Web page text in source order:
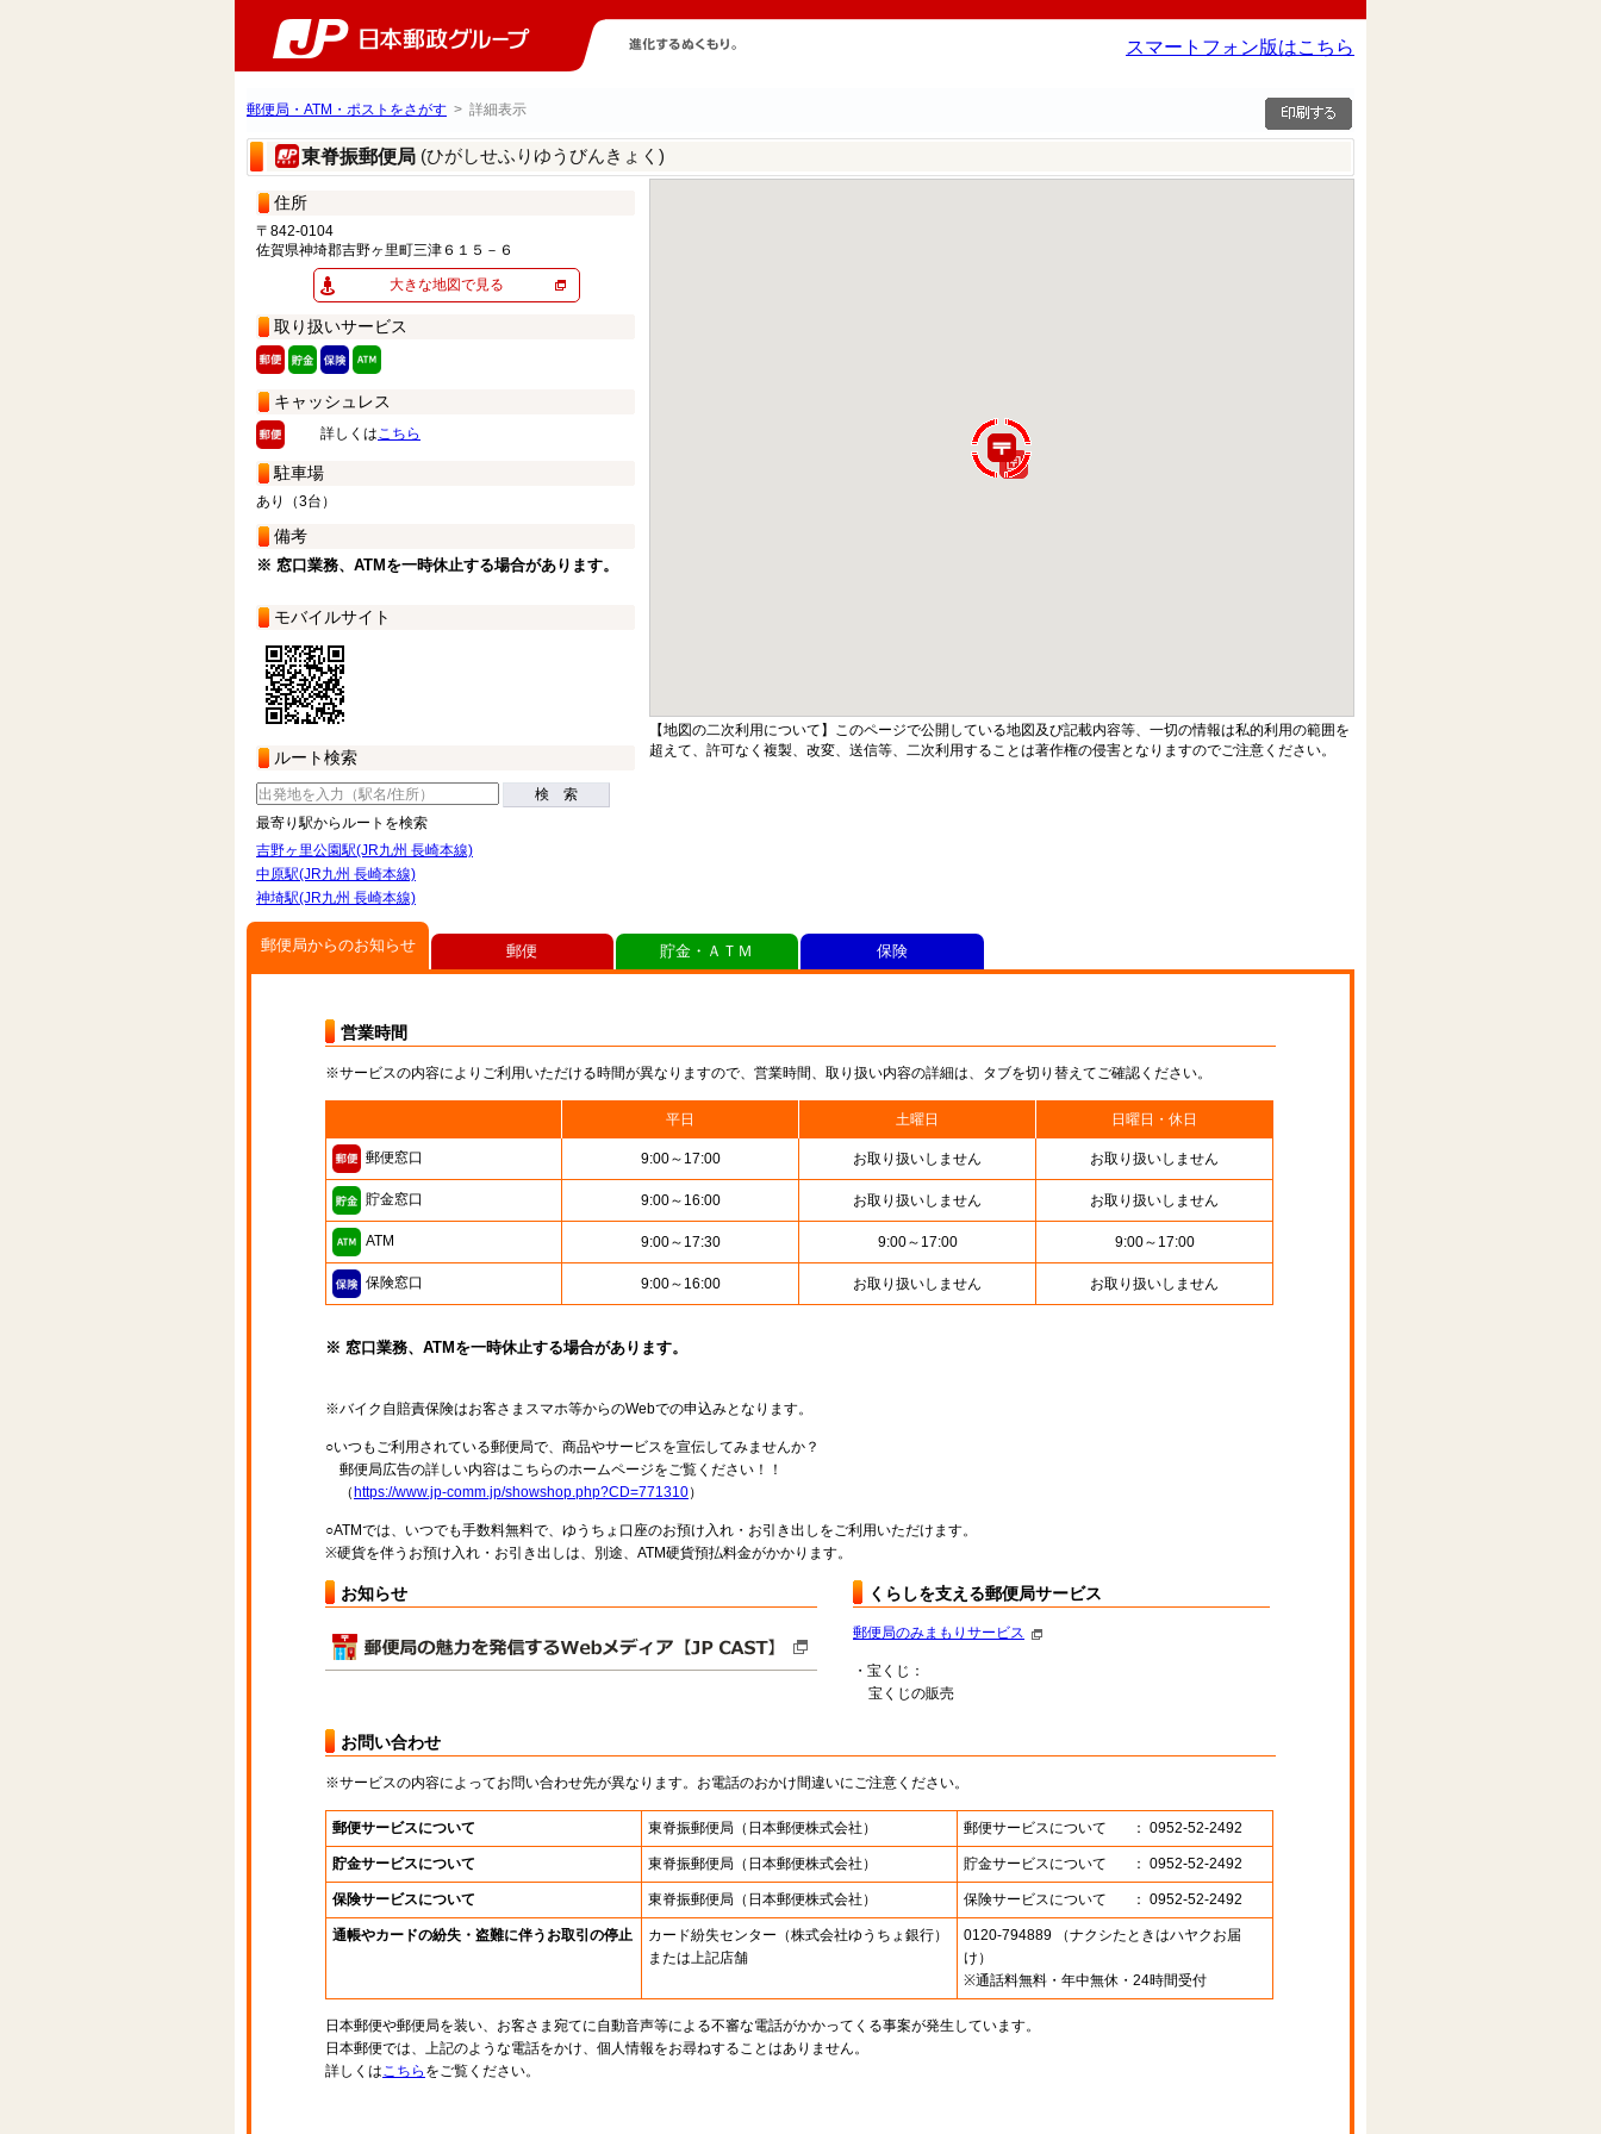
スマートフォン版はこちら
郵便局・ATM・ポストをさがす > 詳細表示
東脊振郵便局 (ひがしせふりゆうびんきょく)
住所
〒842-0104
佐賀県神埼郡吉野ヶ里町三津６１５－６
大きな地図で見る
取り扱いサービス
キャッシュレス
詳しくはこちら
駐車場
あり（3台）
備考
※ 窓口業務、ATMを一時休止する場合があります。
モバイルサイト
ルート検索
検 索
最寄り駅からルートを検索
吉野ヶ里公園駅(JR九州 長崎本線)
中原駅(JR九州 長崎本線)
神埼駅(JR九州 長崎本線)
【地図の二次利用について】このページで公開している地図及び記載内容等、一切の情報は私的利用の範囲を
超えて、許可なく複製、改変、送信等、二次利用することは著作権の侵害となりますのでご注意ください。
郵便局からのお知らせ
営業時間
※サービスの内容によりご利用いただける時間が異なりますので、営業時間、取り扱い内容の詳細は、タブを切り替えてご確認ください。
平日 土曜日 日曜日・休日
郵便窓口 9:00～17:00 お取り扱いしません お取り扱いしません
貯金窓口 9:00～16:00 お取り扱いしません お取り扱いしません
ATM 9:00～17:30 9:00～17:00 9:00～17:00
保険窓口 9:00～16:00 お取り扱いしません お取り扱いしません
※ 窓口業務、ATMを一時休止する場合があります。
※バイク自賠責保険はお客さまスマホ等からのWebでの申込みとなります。
○いつもご利用されている郵便局で、商品やサービスを宣伝してみませんか？
郵便局広告の詳しい内容はこちらのホームページをご覧ください！！
（ https://www.jp-comm.jp/showshop.php?CD=771310）
○ATMでは、いつでも手数料無料で、ゆうちょ口座のお預け入れ・お引き出しをご利用いただけます。
※硬貨を伴うお預け入れ・お引き出しは、別途、ATM硬貨預払料金がかかります。
お知らせ くらしを支える郵便局サービス
郵便局のみまもりサービス
・宝くじ：
宝くじの販売
お問い合わせ
※サービスの内容によってお問い合わせ先が異なります。お電話のおかけ間違いにご注意ください。
郵便サービスについて 東脊振郵便局 （日本郵便株式会社） 郵便サービスについて ： 0952-52-2492
貯金サービスについて 東脊振郵便局 （日本郵便株式会社） 貯金サービスについて ： 0952-52-2492
保険サービスについて 東脊振郵便局 （日本郵便株式会社） 保険サービスについて ： 0952-52-2492
通帳やカードの紛失・盗難に伴うお取引の停止 カード紛失センター （株式会社ゆうちょ銀行）
または上記店舗
0120-794889 （ナクシたときはハヤクお届
け）
※通話料無料・年中無休・24時間受付
日本郵便や郵便局を装い、お客さま宛てに自動音声等による不審な電話がかかってくる事案が発生しています。
日本郵便では、上記のような電話をかけ、個人情報をお尋ねすることはありません。
詳しくはこちら をご覧ください。
郵便 貯金・ＡＴＭ 保険